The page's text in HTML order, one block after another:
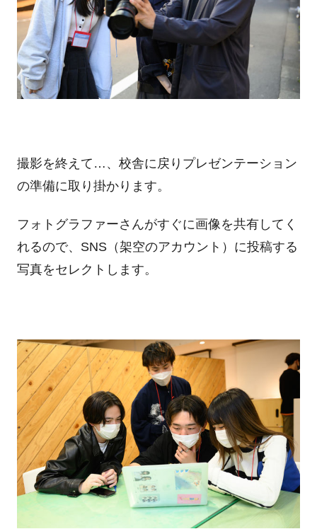
撮影を終えて…、校舎に戻りプレゼンテーション
の準備に取り掛かります。
フォトグラファーさんがすぐに画像を共有してく
れるので、SNS（架空のアカウント）に投稿する
写真をセレクトします。